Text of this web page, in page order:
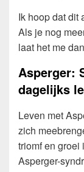
Ik hoop dat dit
Als je nog
laat het me
Asperger:
dagelijks
Leven met
zich
triomf en groei
Asperger-